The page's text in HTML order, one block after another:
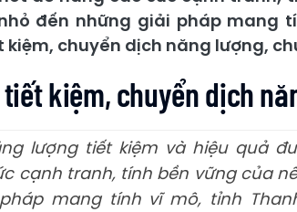
đến những giải pháp mang
chuyển dịch năng lượng,
kiệm, chuyển dịch
lượng tiết kiệm và hiệu quả
cạnh tranh, tính bền vững của
mang tính vĩ mô, tỉnh